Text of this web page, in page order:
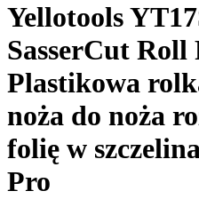
Yellotools
SasserCut Roll
Plastikowa
noża do noża
folię w
Pro